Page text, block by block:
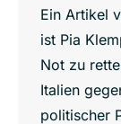
Ein Artikel
ist Pia
Not zu
Italien
politischer